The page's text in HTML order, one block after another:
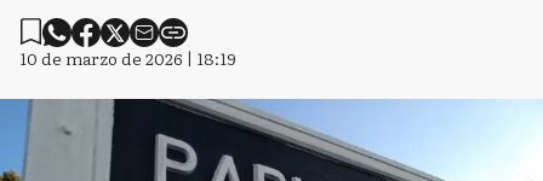
10 de marzo de 2026 | 18:19